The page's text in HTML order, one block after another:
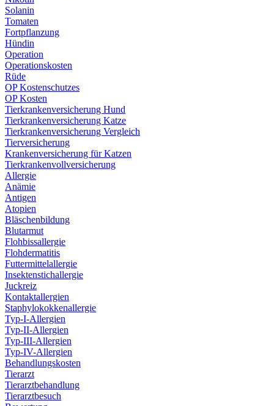
Solanin
Tomaten
Fortpflanzung
Hündin
Operation
Operationskosten
Rüde
OP Kostenschutzes
OP Kosten
Tierkrankenversicherung Hund
Tierkrankenversicherung Katze
Tierkrankenversicherung Vergleich
Tierversicherung
Krankenversicherung für Katzen
Tierkrankenvollversicherung
Allergie
Anämie
Antigen
Atopien
Bläschenbildung
Blutarmut
Flohbissallergie
Flohdermatitis
Futtermittelallergie
Insektenstichallergie
Juckreiz
Kontaktallergien
Staphylokokkenallergie
Typ-I-Allergien
Typ-II-Allergien
Typ-III-Allergien
Typ-IV-Allergien
Behandlungskosten
Tierarzt
Tierarztbehandlung
Tierarztbesuch